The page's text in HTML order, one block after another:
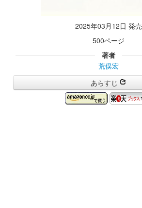
2025年03月12日 発売
500ページ
著者
荒俣宏
あらすじ